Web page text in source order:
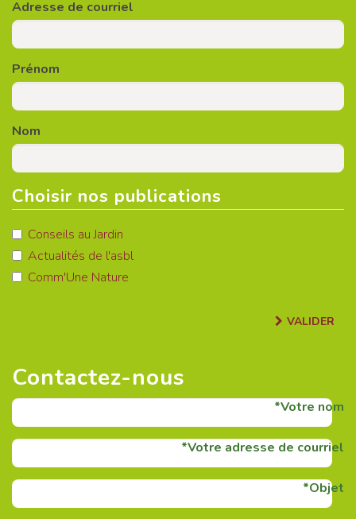
Adresse de courriel
Prénom
Nom
Choisir nos publications
Conseils au Jardin
Actualités de l'asbl
Comm'Une Nature
VALIDER
Contactez-nous
Votre nom
Votre adresse de courriel
Objet